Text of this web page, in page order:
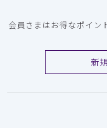
会員さまはお得なポイン
新